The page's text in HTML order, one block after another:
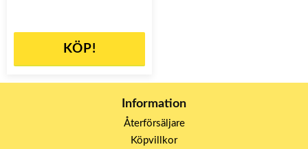
KÖP!
Information
Återförsäljare
Köpvillkor